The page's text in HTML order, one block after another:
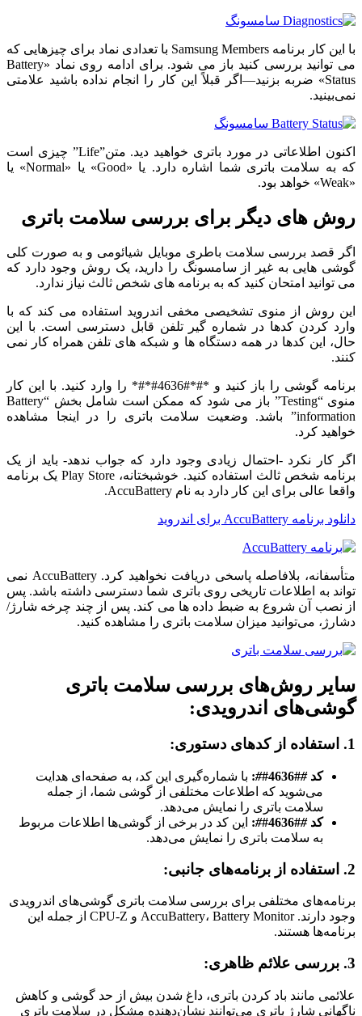
با این کار برنامه Samsung Members با تعدادی نماد برای چیزهایی که
می توانید بررسی کنید باز می شود. برای ادامه روی نماد «Battery
Status» ضربه بزنید—اگر قبلاً این کار را انجام نداده باشید علامتی
نمی‌بینید.
اکنون اطلاعاتی در مورد باتری خواهید دید. متن”Life” چیزی است
که به سلامت باتری شما اشاره دارد. یا «Good» یا «Normal» یا
«Weak» خواهد بود.
روش های دیگر برای بررسی سلامت باتری
اگر قصد بررسی سلامت باطری موبایل شیائومی و به صورت کلی
گوشی هایی به غیر از سامسونگ را دارید، یک روش وجود دارد که
می توانید امتحان کنید که به برنامه های شخص ثالث نیاز ندارد.
این روش از منوی تشخیصی مخفی اندروید استفاده می کند که با
وارد کردن کدها در شماره گیر تلفن قابل دسترسی است. با این
حال، این کدها در همه دستگاه ها و شبکه های تلفن همراه کار نمی
کنند.
برنامه گوشی را باز کنید و *#*#4636#*#* را وارد کنید. با این کار
منوی “Testing” باز می شود که ممکن است شامل بخش “Battery
information” باشد. وضعیت سلامت باتری را در اینجا مشاهده
خواهید کرد.
اگر کار نکرد -احتمال زیادی وجود دارد که جواب ندهد- باید از یک
برنامه شخص ثالث استفاده کنید. خوشبختانه، Play Store یک برنامه
واقعا عالی برای این کار دارد به نام AccuBattery.
دانلود برنامه Accu​Battery برای اندروید
متأسفانه، بلافاصله پاسخی دریافت نخواهید کرد. AccuBattery نمی
تواند به اطلاعات تاریخی روی باتری شما دسترسی داشته باشد. پس
از نصب آن شروع به ضبط داده ها می کند. پس از چند چرخه شارژ/
دشارژ، می‌توانید میزان سلامت باتری را مشاهده کنید.
سایر روش‌های بررسی سلامت باتری
گوشی‌های اندرویدی:
1. استفاده از کدهای دستوری:
کد#
#4636#
#
: با شماره‌گیری این کد، به صفحه‌ای هدایت
می‌شوید که اطلاعات مختلفی از گوشی شما، از جمله
سلامت باتری را نمایش می‌دهد.
کد#
#4636#
#
: این کد در برخی از گوشی‌ها اطلاعات مربوط
به سلامت باتری را نمایش می‌دهد.
2. استفاده از برنامه‌های جانبی:
برنامه‌های مختلفی برای بررسی سلامت باتری گوشی‌های اندرویدی
وجود دارند. AccuBattery، Battery Monitor و CPU-Z از جمله این
برنامه‌ها هستند.
3. بررسی علائم ظاهری:
علائمی مانند باد کردن باتری، داغ شدن بیش از حد گوشی و کاهش
ناگهانی شارژ باتری می‌توانند نشان‌دهنده مشکل در سلامت باتری